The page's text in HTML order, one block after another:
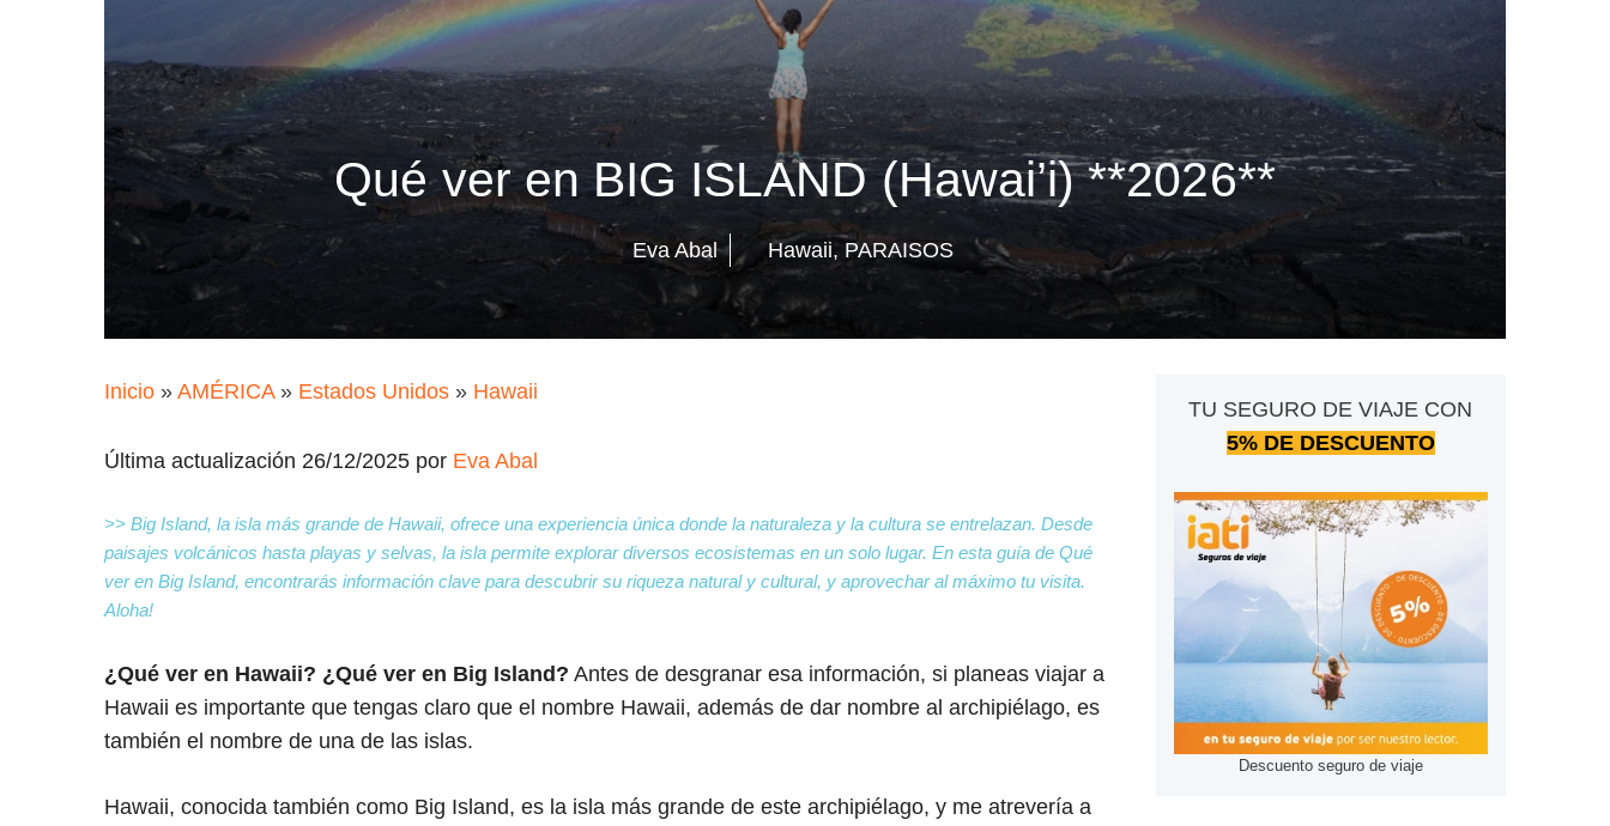
Qué ver en BIG ISLAND (Hawai’i) **2026**
Eva Abal Hawaii, PARAISOS
Inicio » AMÉRICA» Estados Unidos » Hawaii
Última actualización 26/12/2025 por Eva Abal
>> Big Island, la isla más grande de Hawaii, ofrece una experiencia única donde la naturaleza y la cultura se entrelazan. Desde
paisajes volcánicos hasta playas y selvas, la isla permite explorar diversos ecosistemas en un solo lugar. En esta guía de Qué
ver en Big Island, encontrarás información clave para descubrir su riqueza natural y cultural, y aprovechar al máximo tu visita.
Aloha!
¿Qué ver en Hawaii? ¿Qué ver en Big Island? Antes de desgranar esa información, si planeas viajar a
Hawaii es importante que tengas claro que el nombre Hawaii, además de dar nombre al archipiélago, es
también el nombre de una de las islas.
Hawaii, conocida también como Big Island, es la isla más grande de este archipiélago, y me atrevería a
TU SEGURO DE VIAJE CON
5% DE DESCUENTO
Descuento seguro de viaje